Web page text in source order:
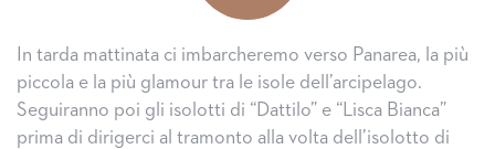
In tarda mattinata ci imbarcheremo verso Panarea, la più
piccola e la più glamour tra le isole dell’arcipelago.
Seguiranno poi gli isolotti di “Dattilo” e “Lisca Bianca”
prima di dirigerci al tramonto alla volta dell’isolotto di